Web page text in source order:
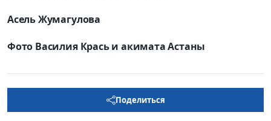
Асель Жумагулова
Фото Василия Крась и акимата Астаны
Поделиться